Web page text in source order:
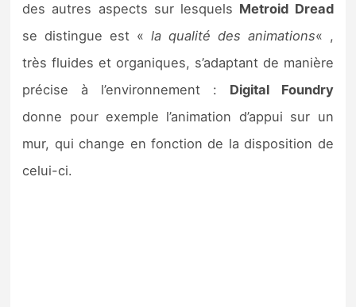
des autres aspects sur lesquels Metroid Dread
se distingue est « la qualité des animations« ,
très fluides et organiques, s’adaptant de manière
précise à l’environnement : Digital Foundry
donne pour exemple l’animation d’appui sur un
mur, qui change en fonction de la disposition de
celui-ci.